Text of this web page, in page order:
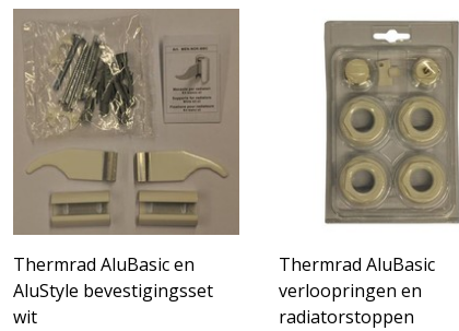
Thermrad AluBasic en
AluStyle bevestigingsset
wit
Thermrad AluBasic
verloopringen en
radiatorstoppen